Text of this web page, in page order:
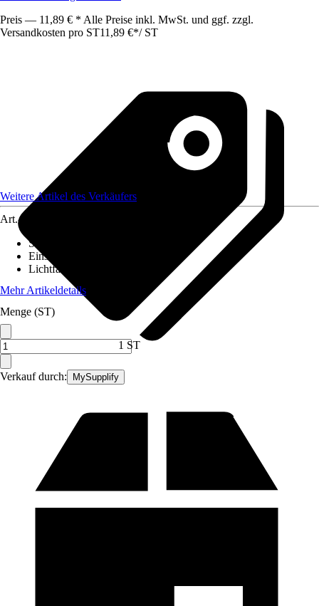
Preis — 11,89 € * Alle Preise inkl. MwSt. und ggf. zzgl.
Versandkosten pro ST11,89 €*/ ST
Verkauf durch: MySupplify
Weitere Artikel des Verkäufers
Art.-Nr.
Stromversorgung
Einsatzbereich
Lichtfarbe
Mehr Artikeldetails
Menge (ST)
1 ST